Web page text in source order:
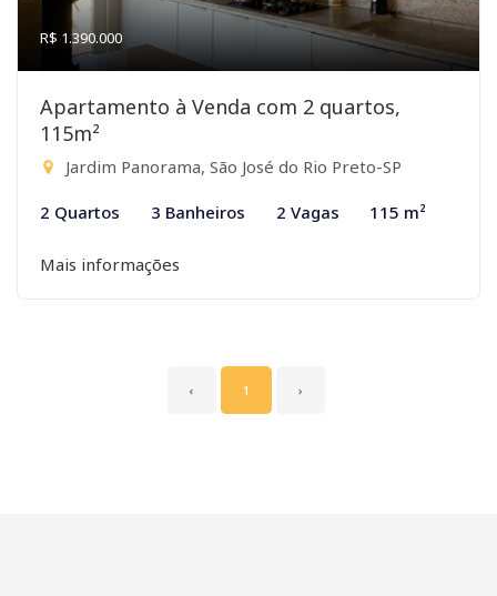
R$ 1.390.000
Apartamento à Venda com 2 quartos,
115m²
Jardim Panorama, São José do Rio Preto-SP
2 Quartos 3 Banheiros 2 Vagas 115 m²
Mais informações
‹ 1 ›